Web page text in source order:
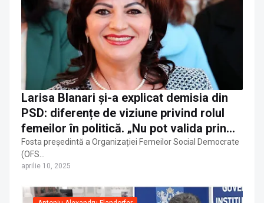
Larisa Blanari și-a explicat demisia din
PSD: diferențe de viziune privind rolul
femeilor în politică. „Nu pot valida prin
prezența și munca mea o structură care
nu ține cont de meritocrație, implicare și
consecvență”
Fosta președintă a Organizației Femeilor Social Democrate
(OFS…
aprilie 10, 2025